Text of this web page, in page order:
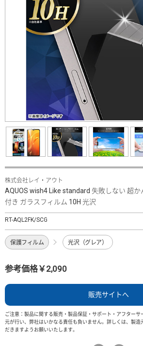
株式会社レイ・アウト
AQUOS wish4 Like standard 失敗しない 超
付き ガラスフィルム 10H 光沢
RT-AQL2FK/SCG
保護フィルム 光沢（グレア）
参考価格￥2,090
販売サイトへ
ご注意：製品に関する販売・製品保証・サポート・アフター
元が行い、弊社はいかなる責任も負いません。詳しくは、製造
だきますようお願いいたします。